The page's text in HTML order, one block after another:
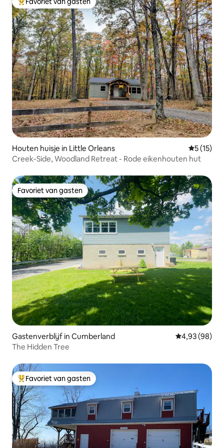
Topfavoriet van gasten
Houten huisje in Little Orleans
5 (15)
Creek-Side, Woodland Retreat - Rode eikenhouten hut
Favoriet van gasten
Favoriet van gasten
Gastenverblijf in Cumberland Gemiddelde
4,93 (98)
The Hidden Tree
Topfavoriet van gasten
Favoriet van gasten